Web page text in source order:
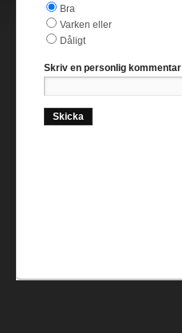
Bra
Varken eller
Dåligt
Skriv en personlig kommentar